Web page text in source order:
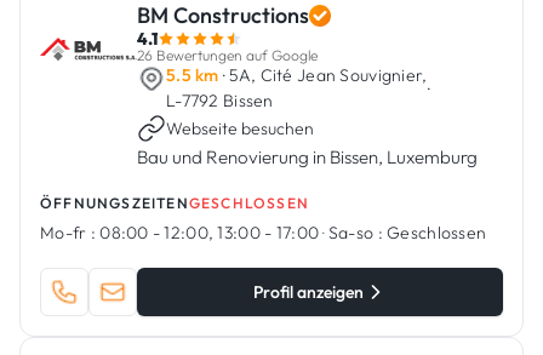
BM Constructions
4.1
26 Bewertungen auf Google
5.5 km · 5A, Cité Jean Souvignier,
L-7792 Bissen
·
Webseite besuchen
Bau und Renovierung in Bissen, Luxemburg
ÖFFNUNGSZEITENGESCHLOSSEN
Mo-fr : 08:00 - 12:00, 13:00 - 17:00·Sa-so : Geschlossen
Profil anzeigen